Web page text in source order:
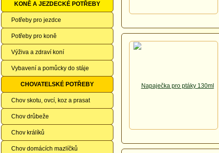
KONĚ A JEZDECKÉ POTŘEBY
Potřeby pro jezdce
Potřeby pro koně
Výživa a zdraví koní
Vybavení a pomůcky do stáje
CHOVATELSKÉ POTŘEBY
Chov skotu, ovcí, koz a prasat
Chov drůbeže
Chov králíků
Chov domácích mazlíčků